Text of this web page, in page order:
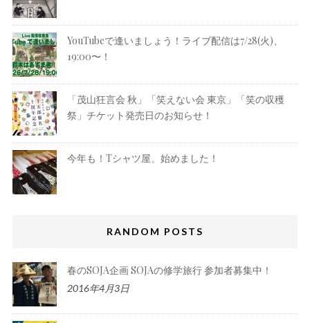
YouTubeで逢いましょう！ライブ配信は7/28(火)、
19:00〜！
「茂山狂言会 秋」「笑えない会 東京」「笑の収穫
祭」チケット発売日のお知らせ！
今年も！Tシャツ屋、始めました！
RANDOM POSTS
春のSOJA企画 SOJAの修学旅行 参加者募集中！
2016年4月3日